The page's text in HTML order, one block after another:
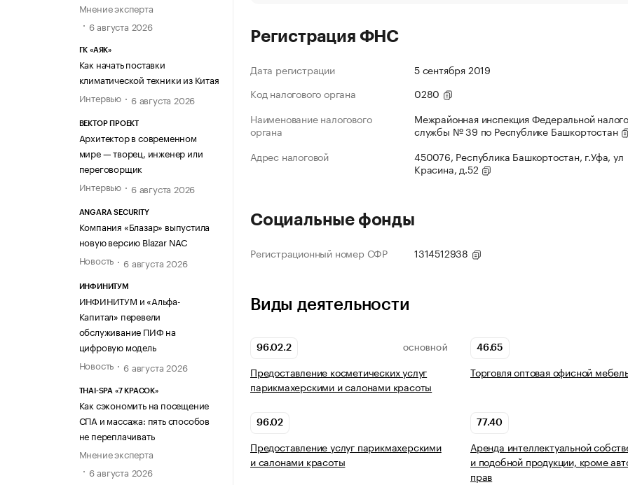
Мнение эксперта
6 августа 2026
ГК «АЯК»
Как начать поставки
климатической техники из Китая
Интервью
6 августа 2026
ВЕКТОР ПРОЕКТ
Архитектор в современном
мире — творец, инженер или
переговорщик
Интервью
6 августа 2026
ANGARA SECURITY
Компания «Блазар» выпустила
новую версию Blazar NAC
Новость
6 августа 2026
ИНФИНИТУМ
ИНФИНИТУМ и «Альфа-
Капитал» перевели
обслуживание ПИФ на
цифровую модель
Новость
6 августа 2026
THAI-SPA «7 КРАСОК»
Как сэкономить на посещение
СПА и массажа: пять способов
не переплачивать
Мнение эксперта
6 августа 2026
Регистрация ФНС
Дата регистрации
5 сентября 2019
Код налогового органа
0280
Наименование налогового
органа
Межрайонная инспекция Федеральной
службы № 39 по Республике Башкортостан
Адрес налоговой
450076, Республика Башкортостан, г.Уфа, ул
Красина, д.52
Социальные фонды
Регистрационный номер СФР 1314512938
Виды деятельности
96.02.2 ОСНОВНОЙ
Предоставление косметических услуг
парикмахерскими и салонами красоты
46.65
Торговля оптовая офисной
96.02
Предоставление услуг парикмахерскими
и салонами красоты
77.40
Аренда интеллектуальной
и подобной продукции, кроме
прав